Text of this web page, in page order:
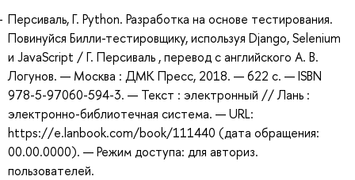
Персиваль, Г. Python. Разработка на основе тестирования.
Повинуйся Билли-тестировщику, используя Django, Selenium
и JavaScript / Г. Персиваль , перевод с английского А. В.
Логунов. — Москва : ДМК Пресс, 2018. — 622 с. — ISBN
978-5-97060-594-3. — Текст : электронный // Лань :
электронно-библиотечная система. — URL:
https://e.lanbook.com/book/111440 (дата обращения:
00.00.0000). — Режим доступа: для авториз.
пользователей.